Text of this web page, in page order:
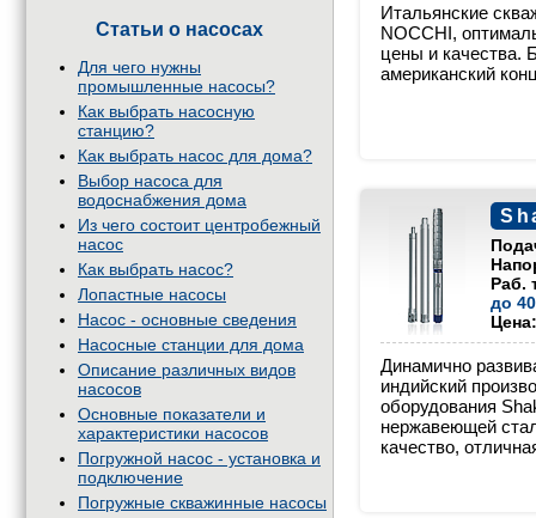
Статьи о насосах
Для чего нужны
промышленные насосы?
Как выбрать насосную
станцию?
Как выбрать насос для дома?
Выбор насоса для
водоснабжения дома
Из чего состоит центробежный
насос
Как выбрать насос?
Лопастные насосы
Насос - основные сведения
Насосные станции для дома
Описание различных видов
насосов
Основные показатели и
характеристики насосов
Погружной насос - установка и
подключение
Погружные скважинные насосы
Итальянские
NOCCHI,
цены и качества.
американский
Раб.
до
Динамично
индийский
оборудования
нержавеющей
качество,